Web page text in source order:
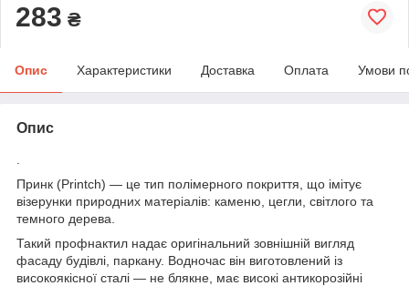
283 ₴
Опис Характеристики Доставка Оплата Умови
Опис
Принк (Printch) — це тип полімерного покриття, що імітує
візерунки природних матеріалів: каменю, цегли, світлого та
темного дерева.
Такий профнактил надає оригінальний зовнішній вигляд
фасаду будівлі, паркану. Водночас він виготовлений із
високоякісної сталі — не блякне, має високі антикорозійні